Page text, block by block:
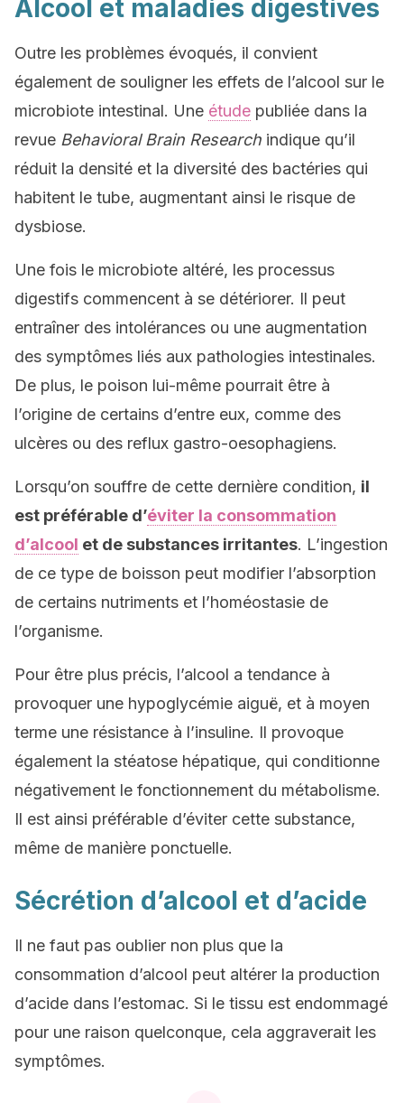
Alcool et maladies digestives
Outre les problèmes évoqués, il convient
également de souligner les effets de l’alcool sur le
microbiote intestinal. Une étude publiée dans la
revue Behavioral Brain Research indique qu’il
réduit la densité et la diversité des bactéries qui
habitent le tube, augmentant ainsi le risque de
dysbiose.
Une fois le microbiote altéré, les processus
digestifs commencent à se détériorer. Il peut
entraîner des intolérances ou une augmentation
des symptômes liés aux pathologies intestinales.
De plus, le poison lui-même pourrait être à
l’origine de certains d’entre eux, comme des
ulcères ou des reflux gastro-oesophagiens.
Lorsqu’on souffre de cette dernière condition, il
est préférable d’éviter la consommation
d’alcool et de substances irritantes. L’ingestion
de ce type de boisson peut modifier l’absorption
de certains nutriments et l’homéostasie de
l’organisme.
Pour être plus précis, l’alcool a tendance à
provoquer une hypoglycémie aiguë, et à moyen
terme une résistance à l’insuline. Il provoque
également la stéatose hépatique, qui conditionne
négativement le fonctionnement du métabolisme.
Il est ainsi préférable d’éviter cette substance,
même de manière ponctuelle.
Sécrétion d’alcool et d’acide
Il ne faut pas oublier non plus que la
consommation d’alcool peut altérer la production
d’acide dans l’estomac. Si le tissu est endommagé
pour une raison quelconque, cela aggraverait les
symptômes.